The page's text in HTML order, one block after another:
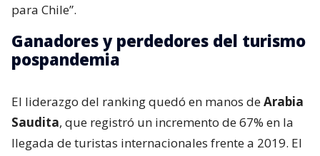
para Chile”.
Ganadores y perdedores del turismo
pospandemia
El liderazgo del ranking quedó en manos deArabia
Saudita, que registró un incremento de 67% en la
llegada de turistas internacionales frente a 2019. El